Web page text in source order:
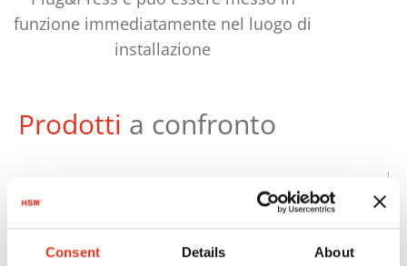
Consent Details About
funzione immediatamente nel luogo di
installazione
Prodotti a confronto
Numero
Ordine:
Forza di
compressione: